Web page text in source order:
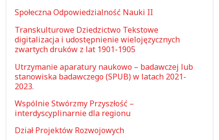
Społeczna Odpowiedzialność Nauki II
Transkulturowe Dziedzictwo Tekstowe
digitalizacja i udostępnienie wielojęzycznych
zwartych druków z lat 1901-1905
Utrzymanie aparatury naukowo – badawczej lub
stanowiska badawczego (SPUB) w latach 2021-
2023.
Wspólnie Stwórzmy Przyszłość –
interdyscyplinarnie dla regionu
Dział Projektów Rozwojowych